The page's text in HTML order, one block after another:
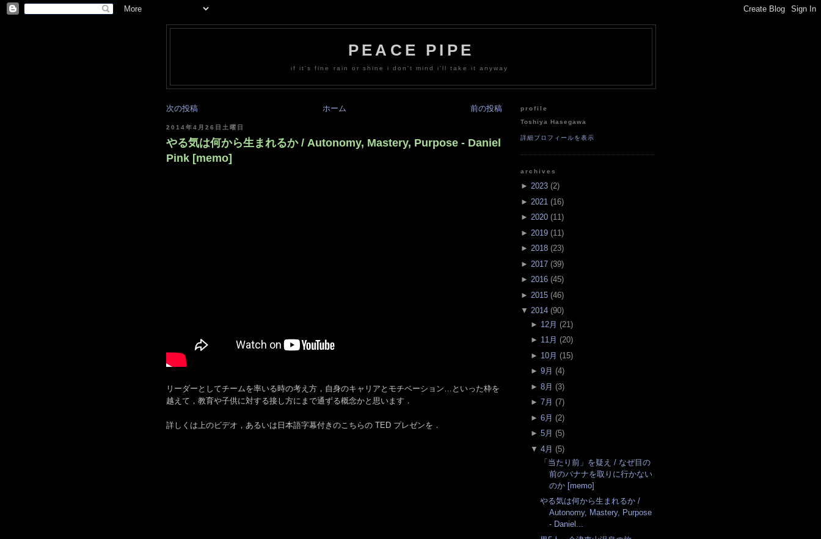
PEACE PIPE
if it's fine rain or shine i don't mind i'll take it anyway
次の投稿 前の投稿
ホーム
2014年4月26日土曜日
やる気は何から生まれるか / Autonomy, Mastery, Purpose - Daniel
Pink [memo]
リーダーとしてチームを率いる時の考え方，自身のキャリアとモチベーション…といった枠を
越えて，教育や子供に対する接し方にまで通ずる概念かと思います．
詳しくは上のビデオ，あるいは日本語字幕付きのこちらの TED プレゼンを．
profile
Toshiya Hasegawa
詳細プロフィールを表示
archives
► 2023 (2)
► 2021 (16)
► 2020 (11)
► 2019 (11 )
► 2018 (23)
► 2017 (39)
► 2016 (45)
► 2015 (46)
▼ 2014 (90)
► 12月 (21)
► 11月 (20)
► 10月 (15)
► 9月 (4)
► 8月 (3)
► 7月 (7)
► 6月 (2)
► 5月 (5)
▼ 4月 (5)
「当たり前」を疑え / なぜ目の
前のバナナを取りに行かない
のか [memo]
やる気は何から生まれるか /
Autonomy, Mastery, Purpose
- Daniel...